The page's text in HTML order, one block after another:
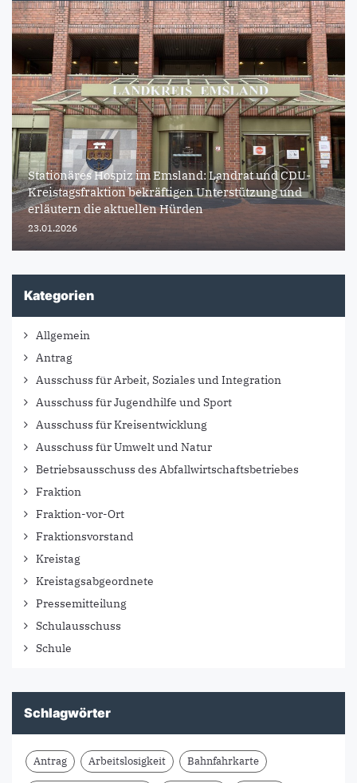
Stationäres Hospiz im Emsland: Landrat und CDU-
Kreistagsfraktion bekräftigen Unterstützung und
erläutern die aktuellen Hürden
23.01.2026
Kategorien
Allgemein
Antrag
Ausschuss für Arbeit, Soziales und Integration
Ausschuss für Jugendhilfe und Sport
Ausschuss für Kreisentwicklung
Ausschuss für Umwelt und Natur
Betriebsausschuss des Abfallwirtschaftsbetriebes
Fraktion
Fraktion-vor-Ort
Fraktionsvorstand
Kreistag
Kreistagsabgeordnete
Pressemitteilung
Schulausschuss
Schule
Schlagwörter
Antrag Arbeitslosigkeit Bahnfahrkarte